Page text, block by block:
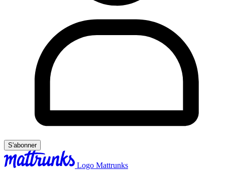
S'abonner
Logo Mattrunks